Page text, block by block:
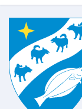
Planportal
Om kommunen